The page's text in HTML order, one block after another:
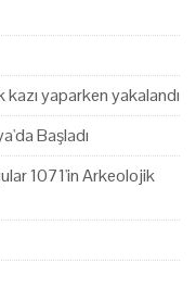
yaparken yakalandı
Başladı
1071'in Arkeolojik